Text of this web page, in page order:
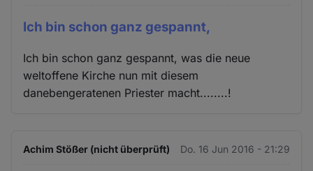
Ich bin schon ganz gespannt,
Ich bin schon ganz gespannt, was die neue
weltoffene Kirche nun mit diesem
danebengeratenen Priester macht........!
Achim Stößer (nicht überprüft) Do. 16 Jun 2016 - 21:29